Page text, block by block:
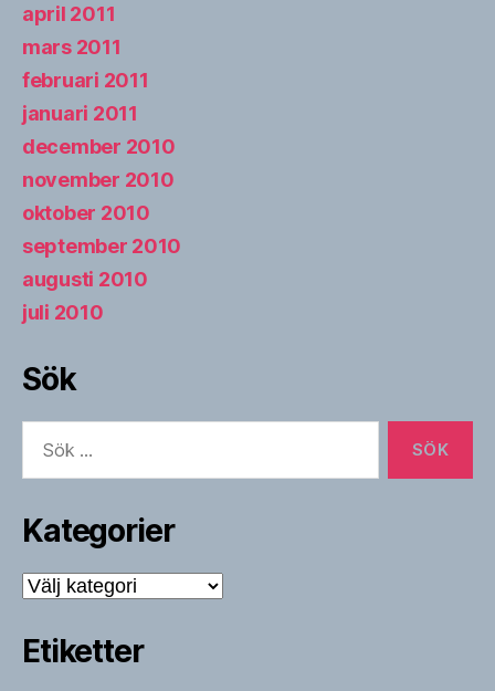
april 2011
mars 2011
februari 2011
januari 2011
december 2010
november 2010
oktober 2010
september 2010
augusti 2010
juli 2010
Sök
efter:
Kategorier
Kategorier
Etiketter